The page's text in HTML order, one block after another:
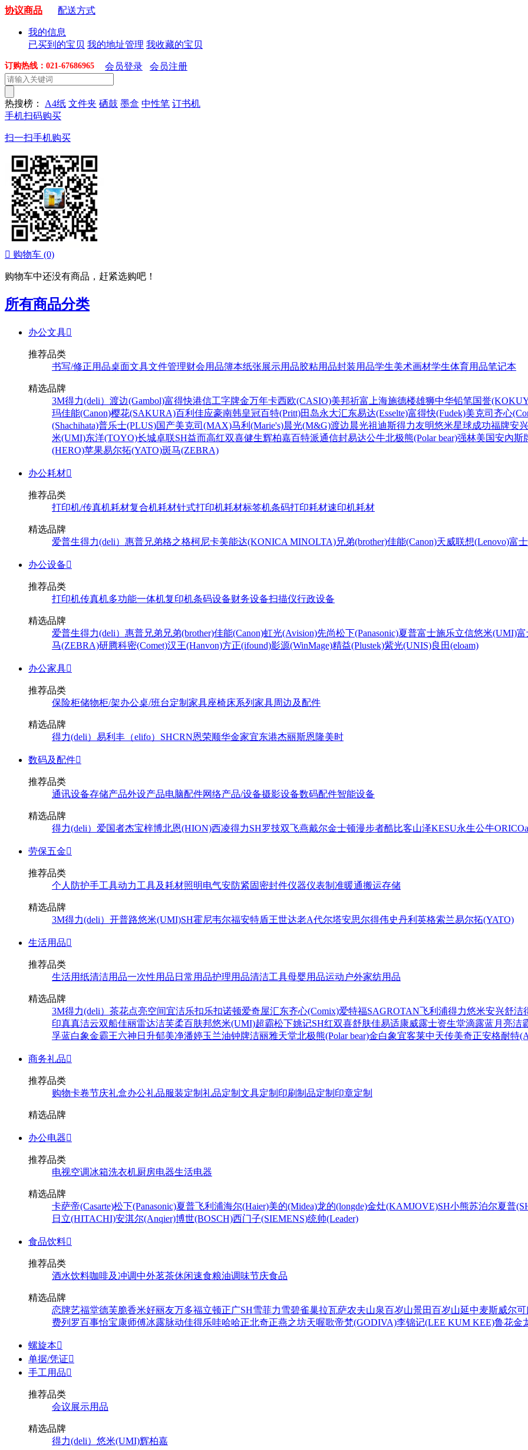
协议商品 配送方式
我的信息
已买到的宝贝 我的地址管理 我收藏的宝贝
订购热线：021-67686965 会员登录 会员注册
热搜榜： A4纸 文件夹 硒鼓 墨盒 中性笔 订书机
手机扫码购买
扫一扫手机购买
 购物车 (0)
购物车中还没有商品，赶紧选购吧！
所有商品分类
办公文具
推荐品类
书写/修正用品桌面文具文件管理财会用品簿本纸张展示用品胶粘用品封装用品学生美术画材学生体育用品笔记本
精选品牌
3M得力(deli） 渡边(Gambol)富得快港信工字牌金万年卡西欧(CASIO)美邦祈富 上海施德楼雄狮中华铅笔国誉
玛佳能(Canon)樱花(SAKURA)百利佳应豪南韩皇冠百特(Pritt)田岛永大汇东易达(Esselte)富得快(Fudek)美克司 齐心
(Shachihata)普乐士(PLUS)国产美克司(MAX)马利(Marie's)晨光(M&G)渡边 晨光祖迪斯得力友明悠米星球成功福牌安兴
米(UMI)东洋(TOYO)长城卓联SH益而高红双喜健生辉柏嘉百特派通信封易达公牛北极熊(Polar bear)强林美国安內斯
(HERO)苹果易尔拓(YATO)斑马(ZEBRA)
办公耗材
推荐品类
打印机/传真机耗材复合机耗材针式打印机耗材标签机条码打印耗材速印机耗材
精选品牌
爱普生得力(deli） 惠普兄弟格之格柯尼卡美能达(KONICA MINOLTA)兄弟(brother)佳能(Canon)天威联想(Lenovo)富
办公设备
推荐品类
打印机传真机多功能一体机复印机条码设备财务设备扫描仪行政设备
精选品牌
爱普生得力(deli） 惠普兄弟 兄弟(brother)佳能(Canon)虹光(Avision)先尚松下(Panasonic)夏普富士施乐立信悠米(UMI)富
马(ZEBRA)研腾科密(Comet)汉王(Hanvon)方正(ifound)影源(WinMage)精益(Plustek)紫光(UNIS)良田(eloam)
办公家具
推荐品类
保险柜储物柜/架办公桌/班台定制家具座椅床系列 家具周边及配件
精选品牌
得力(deli） 易利丰（elifo） SHCRN恩荣顺华金家宜东港杰丽斯恩隆美时
数码及配件
推荐品类
通讯设备存储产品外设产品电脑配件网络产品/设备摄影设备数码配件智能设备
精选品牌
得力(deli） 爱国者杰宝梓博北恩(HION)西凌得力SH罗技双飞燕戴尔金士顿漫步者酷比客山泽KESU永生公牛ORICO
劳保五金
推荐品类
个人防护手工具动力工具及耗材照明电气安防紧固密封件仪器仪表制准暖通搬运存储
精选品牌
3M得力(deli） 开普路悠米(UMI)SH霍尼韦尔福安特盾王世达老A代尔塔安思尔得伟史丹利 英格索兰易尔拓(YATO)
生活用品
推荐品类
生活用纸清洁用品一次性用品 日常用品护理用品清洁工具母婴用品运动户外家纺用品
精选品牌
3M得力(deli） 茶花点亮空间宜洁乐扣乐扣诺顿爱奇屋汇东齐心(Comix)爱特福SAGROTAN飞利浦得力悠米安兴舒洁
印真真洁云双船佳丽雷达洁芙柔百肤邦悠米(UMI)超霸松下姚记SH红双喜舒肤佳易适康威露士资生堂滴露蓝月亮洁
孚蓝白象金霸王六神 日升郁美净潘婷玉兰油钟牌洁丽雅天堂北极熊(Polar bear)金白象宜客莱中天传美奇正安格耐特
商务礼品
推荐品类
购物卡卷节庆礼盒办公礼品服装定制 礼品定制 文具定制 印刷制品定制 印章定制
精选品牌
办公电器
推荐品类
电视空调冰箱洗衣机厨房电器生活电器
精选品牌
卡萨帝(Casarte)松下(Panasonic)夏普飞利浦海尔(Haier)美的(Midea)龙的(longde)金灶(KAMJOVE)SH小熊苏泊尔夏普
日立(HITACHI)安淇尔(Anqier)博世(BOSCH)西门子(SIEMENS)统帅(Leader)
食品饮料
推荐品类
酒水饮料咖啡及冲调中外茗茶休闲速食粮油调味节庆食品
精选品牌
恋牌艺福堂德芙脆香米好丽友万多福立顿正广SH雪菲力雪碧雀巢拉瓦萨农夫山泉百岁山景田百岁山延中麦斯威尔可
费列罗百事怡宝康师傅冰露脉动佳得乐哇哈哈正北奇正燕之坊天喔歌帝梵(GODIVA)李锦记(LEE KUM KEE)鲁花金
螺旋本
单据/凭证
手工用品
推荐品类
会议展示用品
精选品牌
得力(deli） 悠米(UMI)辉柏嘉